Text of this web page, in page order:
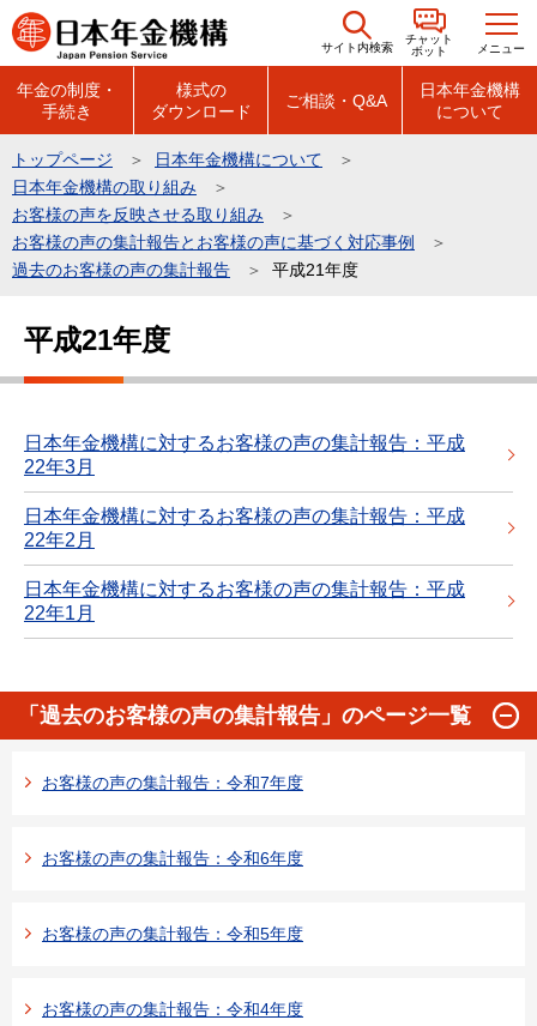
こ
の
の
先
頭
で
サイト内検索
チャット
ボット
メニュー
年金の制度・
手続き
様式の
ダウンロード
ご相談・Q&A
日本年金機構
について
トップページ
日本年金機構について
日本年金機構の取り組み
お客様の声を反映させる取り組み
お客様の声の集計報告とお客様の声に基づく対応事例
過去のお客様の声の集計報告
平成21年度
こ
平成21年度
日本年金機構に対するお客様の声の集計報告：平成
22年3月
日本年金機構に対するお客様の声の集計報告：平成
22年2月
日本年金機構に対するお客様の声の集計報告：平成
22年1月
「過去のお客様の声の集計報告」のページ一覧
お客様の声の集計報告：令和7年度
お客様の声の集計報告：令和6年度
お客様の声の集計報告：令和5年度
お客様の声の集計報告：令和4年度